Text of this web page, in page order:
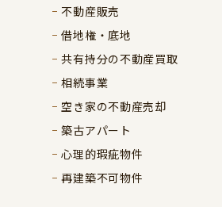
不動産販売
借地権・底地
共有持分の不動産買取
相続事業
空き家の不動産売却
築古アパート
心理的瑕疵物件
再建築不可物件